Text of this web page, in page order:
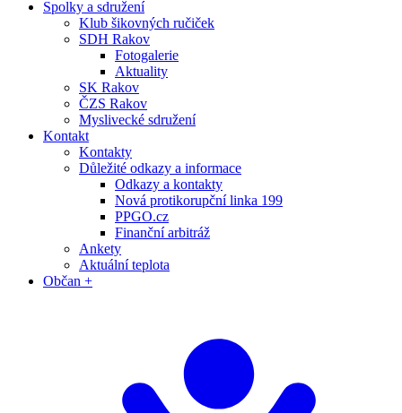
Spolky a sdružení
Klub šikovných ručiček
SDH Rakov
Fotogalerie
Aktuality
SK Rakov
ČZS Rakov
Myslivecké sdružení
Kontakt
Kontakty
Důležité odkazy a informace
Odkazy a kontakty
Nová protikorupční linka 199
PPGO.cz
Finanční arbitráž
Ankety
Aktuální teplota
Občan +